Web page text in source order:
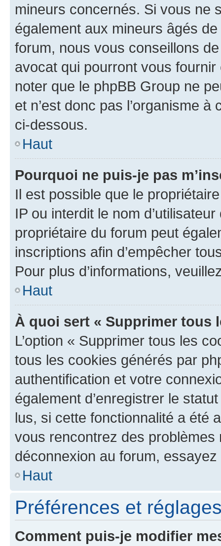
mineurs concernés. Si vous ne
également aux mineurs âgés
forum, nous vous conseillons
avocat qui pourront vous
noter que le phpBB Group ne
et n’est donc pas l’organisme
ci-dessous.
Haut
Pourquoi ne puis-je pas
Il est possible que le
IP ou interdit le nom
propriétaire du forum peut
inscriptions afin d’empêcher
Pour plus d’informations,
Haut
À quoi sert « Supprimer tous
L’option « Supprimer tous les
tous les cookies générés par
authentification et votre
également d’enregistrer le
lus, si cette fonctionnalité a été
vous rencontrez des
déconnexion au forum,
Haut
Préférences et
Comment puis-je modifier